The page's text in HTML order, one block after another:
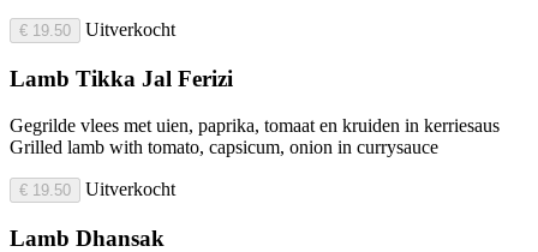
€ 19.50 Uitverkocht
Lamb Tikka Jal Ferizi
Gegrilde vlees met uien, paprika, tomaat en kruiden in kerriesaus
Grilled lamb with tomato, capsicum, onion in currysauce
€ 19.50 Uitverkocht
Lamb Dhansak